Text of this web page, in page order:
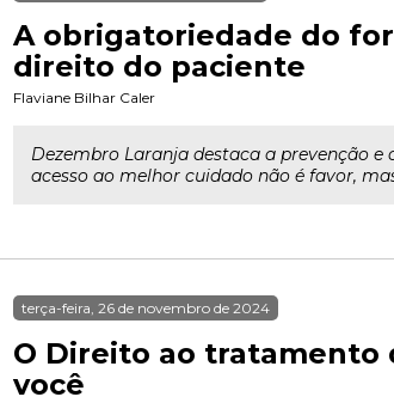
A obrigatoriedade do
direito do paciente
Flaviane Bilhar Caler
Dezembro Laranja destaca a prevenção
acesso ao melhor cuidado não é favor,
terça-feira, 26 de novembro de 2024
O Direito ao tratamento
você